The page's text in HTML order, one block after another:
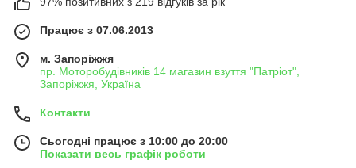
Працює з 07.06.2013
м. Запоріжжя
пр. Моторобудівників 14 магазин взуття "Патріот",
Запоріжжя, Україна
Контакти
Сьогодні працює з 10:00 до 20:00
Показати весь графік роботи